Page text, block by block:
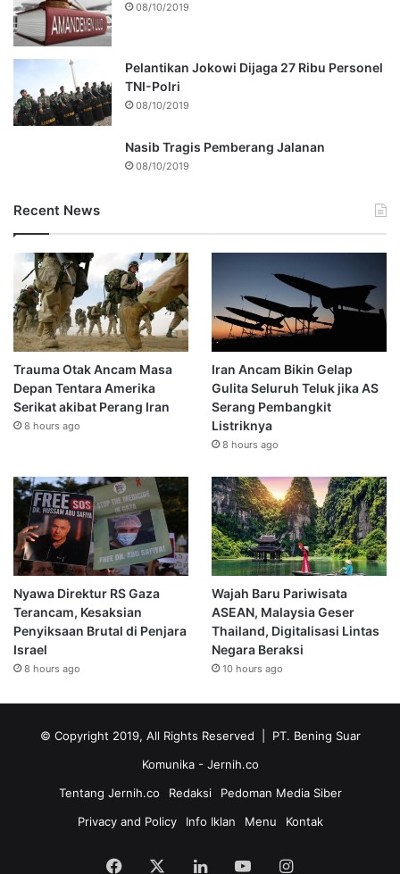
08/10/2019
Pelantikan Jokowi Dijaga 27 Ribu Personel
TNI-Polri
08/10/2019
Nasib Tragis Pemberang Jalanan
08/10/2019
Recent News
Trauma Otak Ancam Masa
Depan Tentara Amerika
Serikat akibat Perang Iran
8 hours ago
Iran Ancam Bikin Gelap
Gulita Seluruh Teluk jika AS
Serang Pembangkit
Listriknya
8 hours ago
Nyawa Direktur RS Gaza
Terancam, Kesaksian
Penyiksaan Brutal di Penjara
Israel
8 hours ago
Wajah Baru Pariwisata
ASEAN, Malaysia Geser
Thailand, Digitalisasi Lintas
Negara Beraksi
10 hours ago
© Copyright 2019, All Rights Reserved | PT. Bening Suar
Komunika - Jernih.co
Tentang Jernih.co
Redaksi
Pedoman Media Siber
Privacy and Policy
Info Iklan Menu Kontak
Facebook LinkedInYouTubeInstagram